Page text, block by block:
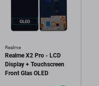
Realme
Realme X2 Pro - LCD
Display + Touchscreen
Front Glas OLED